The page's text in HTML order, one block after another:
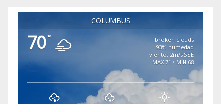
COLUMBUS
70°
broken clouds
93% humedad
viento: 2m/s SSE
MAX 71 • MIN 68